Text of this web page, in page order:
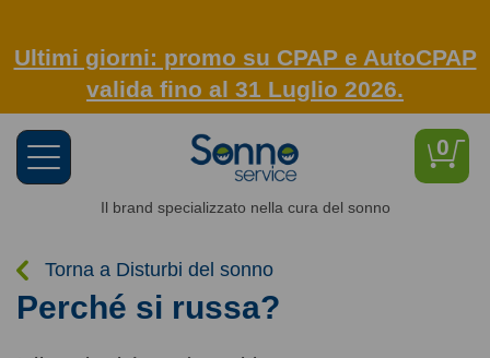
Ultimi giorni: promo su CPAP e AutoCPAP
valida fino al 31 Luglio 2026.
0
Toggle
navigation
Il brand specializzato nella cura del sonno
Torna a Disturbi del sonno
Perché si russa?